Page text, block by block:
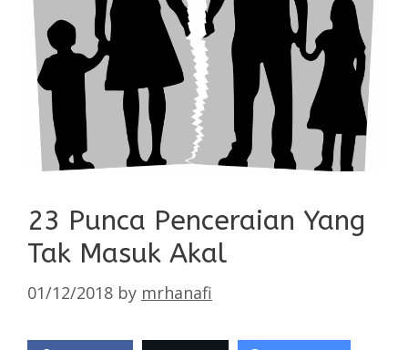
23 Punca Penceraian Yang
Tak Masuk Akal
01/12/2018 by mrhanafi